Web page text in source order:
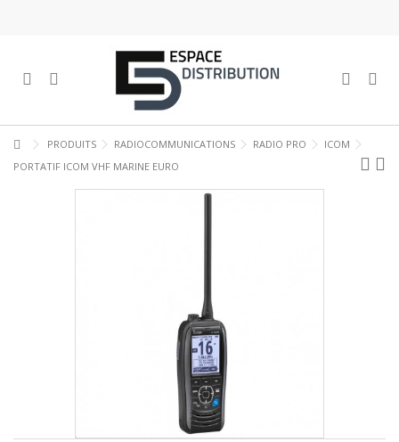
PRODUITS RADIOCOMMUNICATIONS RADIO PRO
ICOM
PORTATIF ICOM VHF MARINE EURO